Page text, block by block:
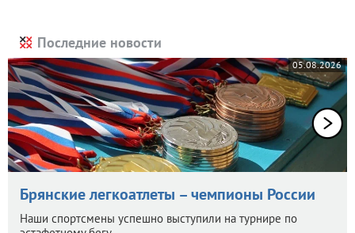
Последние новости
05.08.2026
Брянские легкоатлеты – чемпионы России
Наши спортсмены успешно выступили на турнире по